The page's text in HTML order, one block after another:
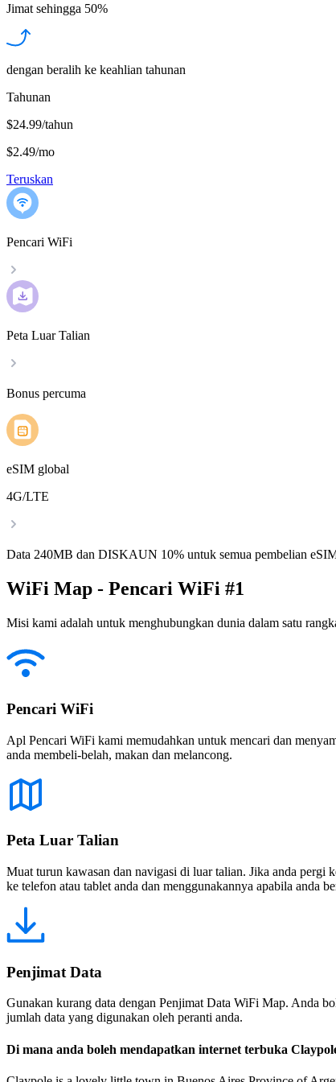
Jimat sehingga 50%
dengan beralih ke keahlian tahunan
Tahunan
$24.99/tahun
$2.49/mo
Teruskan
Pencari WiFi
Peta Luar Talian
Bonus percuma
eSIM global
4G/LTE
Data 240MB dan DISKAUN 10% untuk semua pembelian
WiFi Map - Pencari WiFi #1
Misi kami adalah untuk menghubungkan dunia dalam satu
Pencari WiFi
Apl Pencari WiFi kami memudahkan untuk mencari dan
anda membeli-belah, makan dan melancong.
Peta Luar Talian
Muat turun kawasan dan navigasi di luar talian. Jika anda pergi
ke telefon atau tablet anda dan menggunakannya apabila anda
Penjimat Data
Gunakan kurang data dengan Penjimat Data WiFi Map. Anda
jumlah data yang digunakan oleh peranti anda.
Di mana anda boleh mendapatkan internet terbuka